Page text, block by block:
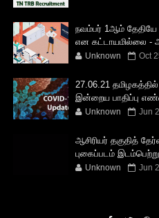
நவம்பர் 1ஆம்
என கட்டாயமில்லை -
Unknown Oct
27.06.21
இன்றைய பாதிப்பு
Unknown Jun
ஆசிரியர் தகுதித்
புகைப்படம்
Unknown Jun